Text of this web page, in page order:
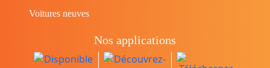
Voitures neuves
Nos applications